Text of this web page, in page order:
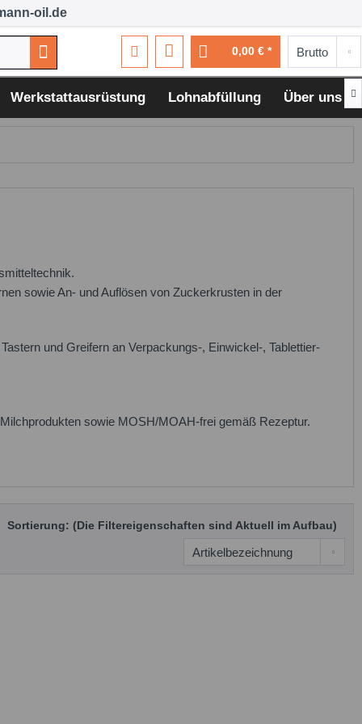
oil.de
0,00 € *
Werkstattausrüstung Lohnabfüllung Über uns 
sowie An- und Auflösen von Zuckerkrusten in der
und Greifern an Verpackungs-, Einwickel-, Tablettier-
sowie MOSH/MOAH-frei gemäß Rezeptur.
Sortierung: (Die Filtereigenschaften sind Aktuell im Aufbau)